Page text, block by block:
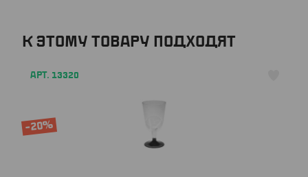
К ЭТОМУ ТОВАРУ ПОДХОДЯТ
АРТ. 13320
-20%